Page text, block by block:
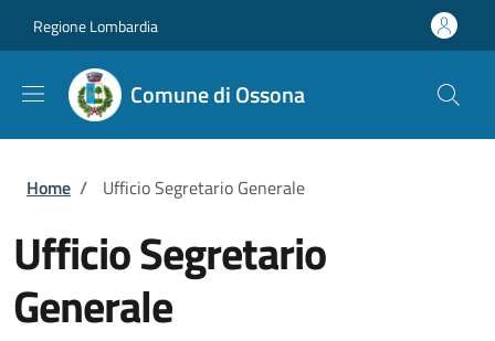
Regione Lombardia
Comune di Ossona
Briciole di pane
Home / Ufficio Segretario Generale
Ufficio Segretario
Generale